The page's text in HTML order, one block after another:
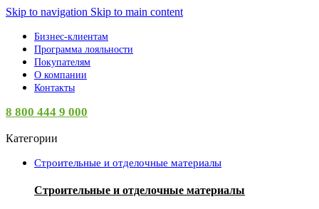
Skip to navigation Skip to main content
Бизнес-клиентам
Программа лояльности
Покупателям
О компании
Контакты
8 800 444 9 000
Категории
Строительные и отделочные материалы
Строительные и отделочные материалы